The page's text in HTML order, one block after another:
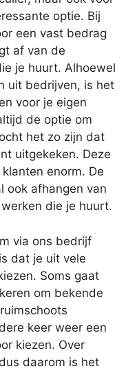
optie. Bij
een vast bedrag
af van de
je huurt. Alhoewel
uit bedrijven, is het
voor je eigen
de optie om
het zo zijn dat
uitgekeken. Deze
enorm. De
ook afhangen van
die je huurt.
via ons bedrijf
dat je uit vele
Soms gaat
om bekende
keer weer een
kiezen. Over
daarom is het